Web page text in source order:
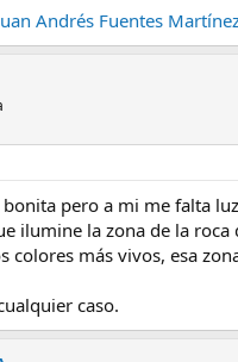
Andrés Fuentes
bonita pero a mi me falta
ilumine la zona de la roca
colores más vivos, esa
caso.